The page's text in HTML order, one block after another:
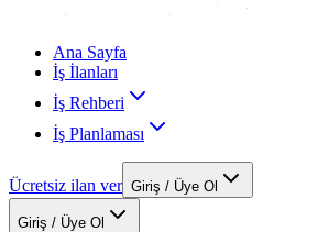
Ana Sayfa
İş İlanları
İş Rehberi
İş Planlaması
Ücretsiz ilan ver Giriş / Üye Ol
Giriş / Üye Ol